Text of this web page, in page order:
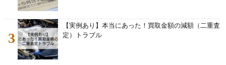
3
【実例あり】本当にあった！買取金額の減額（二重査
定）トラブル